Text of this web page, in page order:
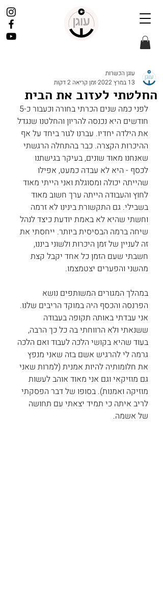
החלטתי לעזוב את הבית
עוגן הכשרות
13 במרץ 2022
זמן קריאה 2 דקות
חודשים היא נכנסה להריון והחלטנו שנגדל
את הילדה יחדיו. עברנו לגור ביחד על אף
ההיכרות הקצרה. כבר בהתחלה הרגשתי
שאנחנו מאוד שונים, בעיקר בגישתנו
לכסף - היא לא עבדה כמעט, אפילו
שהייתה יכולה ומסוגלת ואני הייתי מאוד
לחוץ והעבודה הייתה ערך חשוב מאוד
בשבילי. גם התקשורת בינינו לא זרמה
וחשתי שהיא לא באמת יודעת כיצד לנהל
שיחה ברמה הבסיסית ביותר. ייחסתי את
זה לעניין של זמן היכרות ולשוני ביננו,
חשבתי שעם הזמן כל אחד יקבל קצת
מהשני והפערים יצטמצמו.
במהלך המגורים המשותפים נושא
הפרנסה והכסף היה במוקד הריבים שלנו.
אני עבדתי באותה תקופה בעבודה
ששנאתי ולא הרווחתי בה כל כך הרבה,
בעוד שהיא בקושי הלכה לעבוד ואם הלכה
גרמה לי להרגיש אשם בזה שאני מנפץ
את חלומותיה להיות אמנית (למרות שאני
גם מוזיקאי וגם אני מאוד אוהב לעשות
מוזיקה ואמנות). בסופו של דבר הפסקתי
לריב איתה כי תמיד יצאתי עם תחושה
של אשמה.